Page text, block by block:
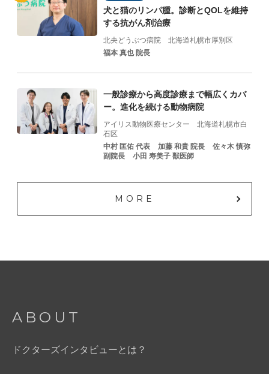
犬と猫のリンパ腫。診断とQOLを維持
する抗がん剤治療
北央どうぶつ病院 北海道札幌市厚別区
福本 真也 院長
一般診療から高度診療まで幅広くカバ
ー。進化を続ける動物病院
アイリス動物医療センター 北海道札幌市白
石区
中村 匡佑 代表
加藤 和貴 院⻑
佐々⽊ 慎弥
副院⻑
⼩⽥ 寿美⼦ 獣医師
MORE
ABOUT
ドクターズインタビューとは？